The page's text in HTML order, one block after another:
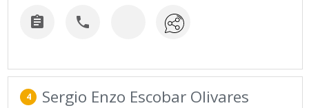
 
4 Sergio Enzo Escobar Olivares